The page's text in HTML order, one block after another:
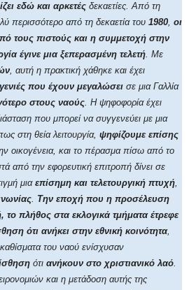
εδώ και αρκετές δεκαετίες. Από τη
περισσότερο από τη δεκαετία του 1980, οι
τους πιστούς και η συμμετοχή στην
έγινε μια ξεπερασμένη τελετή. Με
, αυτή η πρακτική χάθηκε και έχει
που έχουν μεγαλώσει σε μια Γαλλία
στους ναούς. Η ψηφοφορία έχει
που μπορεί να συγγενεύει με μια
στη θεία λειτουργία, ψηφίζουμε επίσης
οικογένεια, και το πέρασμα πίσω από το
από την εφορευτική επιτροπή δίνει σε
μια επίσημη και τελετουργική πτυχή,
. Την εποχή που η προσέλευση
το πλήθος στα εκλογικά τμήματα έτρεφε
ότι ανήκει στην εθνική κοινότητα,
του ναού ενίσχυσαν
ότι ανήκουν στο χριστιανικό λαό.
και η μετάδοση αυτής της